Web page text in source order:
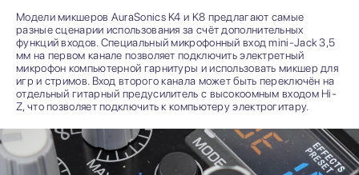
Модели микшеров AuraSonics K4 и K8 предлагают самые
разные сценарии использования за счёт дополнительных
функций входов. Специальный микрофонный вход mini-Jack 3,5
мм на первом канале позволяет подключить электретный
микрофон компьютерной гарнитуры и использовать микшер для
игр и стримов. Вход второго канала может быть переключён на
отдельный гитарный предусилитель с высокоомным входом Hi-
Z, что позволяет подключить к компьютеру электрогитару.